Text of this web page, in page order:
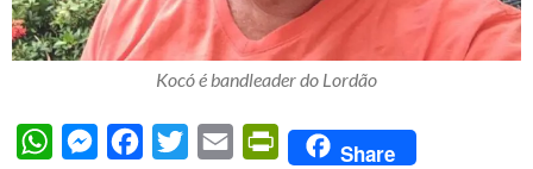
Kocó é bandleader do Lordão
WhatsAppMessengerFacebook
Twitter Email PrintFriendly
Share